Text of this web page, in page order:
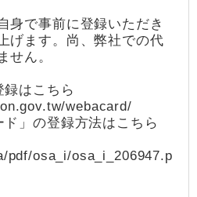
身で事前に登録いただき
げます。尚、弊社での代
せん。
はこちら
webacard/
」の登録方法はこちら
pdf/osa_i/osa_i_206947.p